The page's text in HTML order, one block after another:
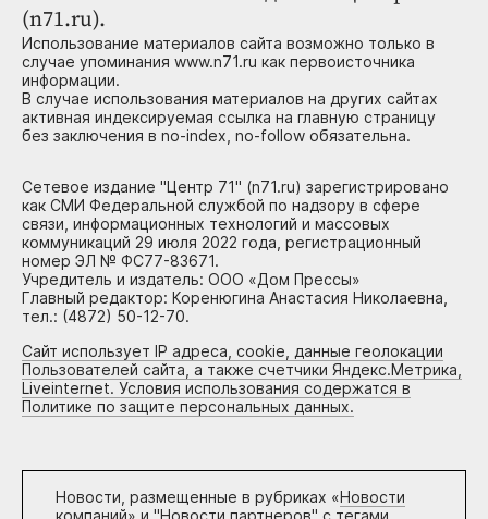
(n71.ru).
Использование материалов сайта возможно только в
случае упоминания www.n71.ru как первоисточника
информации.
В случае использования материалов на других сайтах
активная индексируемая ссылка на главную страницу
без заключения в no-index, no-follow обязательна.
Сетевое издание "Центр 71" (n71.ru) зарегистрировано
как СМИ Федеральной службой по надзору в сфере
связи, информационных технологий и массовых
коммуникаций 29 июля 2022 года, регистрационный
номер ЭЛ № ФС77-83671.
Учредитель и издатель: ООО «Дом Прессы»
Главный редактор: Коренюгина Анастасия Николаевна,
тел.: (4872) 50-12-70.
Сайт использует IP адреса, cookie, данные геолокации
Пользователей сайта, а также счетчики Яндекс.Метрика,
Liveinternet. Условия использования содержатся в
Политике по защите персональных данных.
Новости, размещенные в рубриках «Новости
компаний» и "Новости партнеров" с тегами